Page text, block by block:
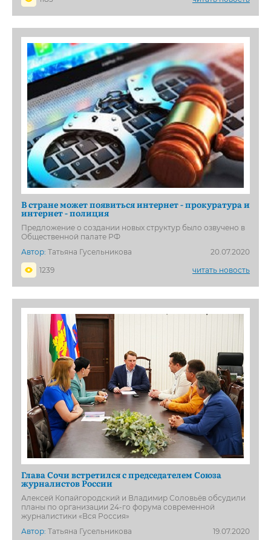
В стране может появиться интернет - прокуратура и
интернет - полиция
Предложение о создании новых структур было озвучено в
Общественной палате РФ
Автор: Татьяна Гусельникова
20.07.2020
1239
читать новость
Глава Сочи встретился с председателем Союза
журналистов России
Алексей Копайгородский и Владимир Соловьёв обсудили
планы по организации 24-го форума современной
журналистики «Вся Россия»
Автор: Татьяна Гусельникова
19.07.2020